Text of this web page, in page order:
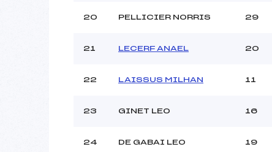
20 PELLICIER NORRIS 29
21 LECERF ANAEL 20
22 LAISSUS MILHAN 11
23 GINET LEO 16
24 DE GABAI LEO 19